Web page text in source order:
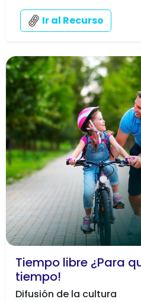
Ir al Recurso
Tiempo libre ¿Para
tiempo!
Difusión de la cultura